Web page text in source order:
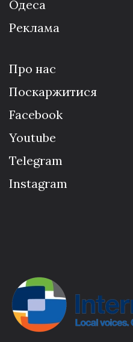
Одеса
Реклама
Про нас
Поскаржитися
Facebook
Youtube
Telegram
Instagram